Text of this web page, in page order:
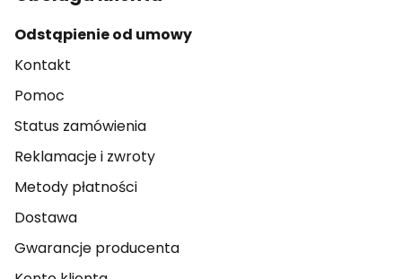
Odstąpienie od umowy
Kontakt
Pomoc
Status zamówienia
Reklamacje i zwroty
Metody płatności
Dostawa
Gwarancje producenta